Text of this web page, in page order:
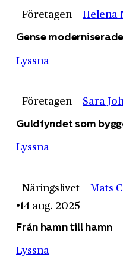
Företagen Helena
Gense
Lyssna
Företagen Sara
Guldfyndet som
Lyssna
Näringslivet
Mats
14 aug. 2025
Från hamn till hamn
Lyssna